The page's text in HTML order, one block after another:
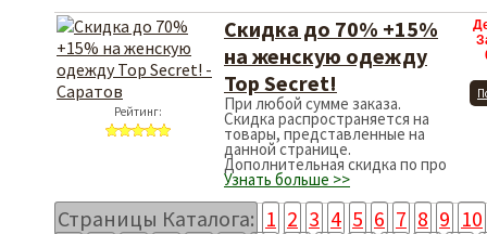
Рейтинг:
Скидка до 70% +15%
на женскую одежду
Top Secret!
При любой сумме заказа.
Скидка распространяется на
товары, представленные на
данной странице.
Дополнительная скидка по про
Узнать больше >>
Страницы Каталога: 1 2 3 4 5 6 7 8 9 10